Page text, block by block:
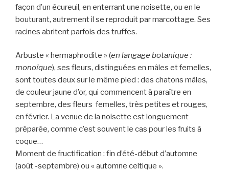
façon d’un écureuil, en enterrant une noisette, ou en le
bouturant, autrement il se reproduit par marcottage. Ses
racines abritent parfois des truffes.
Arbuste « hermaphrodite » (en langage botanique :
monoïque), ses fleurs, distinguées en mâles et femelles,
sont toutes deux sur le même pied : des chatons mâles,
de couleur jaune d’or, qui commencent à paraître en
septembre, des fleurs femelles, très petites et rouges,
en février. La venue de la noisette est longuement
préparée, comme c’est souvent le cas pour les fruits à
coque…
Moment de fructification : fin d’été-début d’automne
(août -septembre) ou « automne celtique ».